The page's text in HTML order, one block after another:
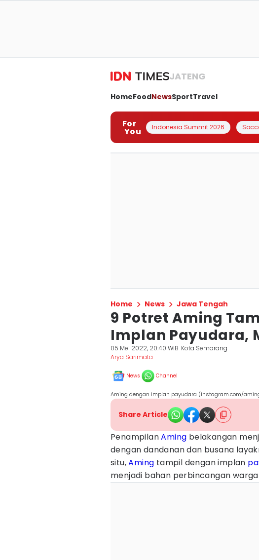
JATENG
HomeFoodNewsSportTravel
For
You Indonesia Summit 2026
Home News Jawa Tengah
9 Potret Aming
Implan Payudara,
05 Mei 2022, 20:40 WIB Kota Semarang
Arya Sarimata
News Channel
Aming dengan implan payudara (instagram.com/
Share Article
PenampilanAming belakangan
dengan dandanan dan busana
situ,Aming tampil dengan implan
menjadi bahan perbincangan